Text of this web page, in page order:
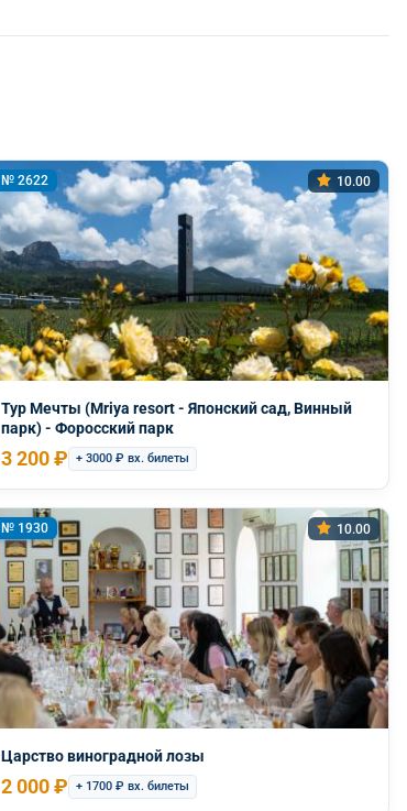
№ 2622 10.00
Тур Мечты (Mriya resort - Японский сад, Винный
парк) - Форосский парк
3 200 ₽ + 3000 ₽ вх. билеты
№ 1930 10.00
Царство виноградной лозы
2 000 ₽ + 1700 ₽ вх. билеты